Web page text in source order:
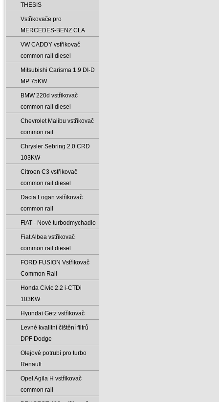
THESIS
Vstřikovače pro
MERCEDES-BENZ CLA
VW CADDY vstřikovač
common rail diesel
Mitsubishi Carisma 1.9 DI-D
MP 75KW
BMW 220d vstřikovač
common rail diesel
Chevrolet Malibu vstřikovač
common rail
Chrysler Sebring 2.0 CRD
103KW
Citroen C3 vstřikovač
common rail diesel
Dacia Logan vstřikovač
common rail
FIAT - Nové turbodmychadlo
Fiat Albea vstřikovač
common rail diesel
FORD FUSION Vstřikovač
Common Rail
Honda Civic 2.2 i-CTDi
103KW
Hyundai Getz vstřikovač
Levné kvalitní čištění filtrů
DPF Dodge
Olejové potrubí pro turbo
Renault
Opel Agila H vstřikovač
common rail